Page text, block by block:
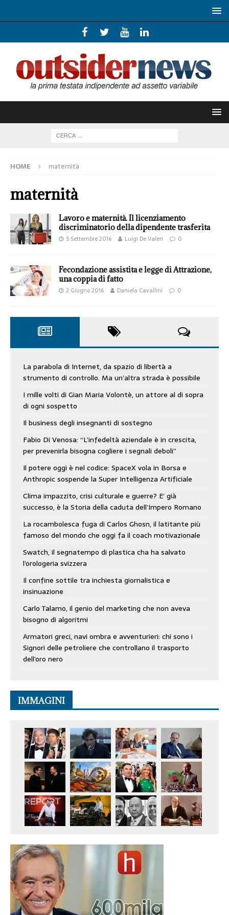
HOME maternità
maternità
Lavoro e maternità. Il licenziamento
discriminatorio della dipendente trasferita
5 Settembre 2016 Luigi De Valeri 0
Fecondazione assistita e legge di Attrazione,
una coppia di fatto
2 Giugno 2016 Daniela Cavallini 0
La parabola di Internet, da spazio di libertà a
strumento di controllo. Ma un’altra strada è possibile
I mille volti di Gian Maria Volontè, un attore al di sopra
di ogni sospetto
Il business degli insegnanti di sostegno
Fabio Di Venosa: “L’infedeltà aziendale è in crescita,
per prevenirla bisogna cogliere i segnali deboli”
Il potere oggi è nel codice: SpaceX vola in Borsa e
Anthropic sospende la Super Intelligenza Artificiale
Clima impazzito, crisi culturale e guerre? E’ già
successo, è la Storia della caduta dell’Impero Romano
La rocambolesca fuga di Carlos Ghosn, il latitante più
famoso del mondo che oggi fa il coach motivazionale
Swatch, il segnatempo di plastica cha ha salvato
l’orologeria svizzera
Il confine sottile tra inchiesta giornalistica e
insinuazione
Carlo Talamo, il genio del marketing che non aveva
bisogno di algoritmi
Armatori greci, navi ombra e avventurieri: chi sono i
Signori delle petroliere che controllano il trasporto
dell’oro nero
IMMAGINI